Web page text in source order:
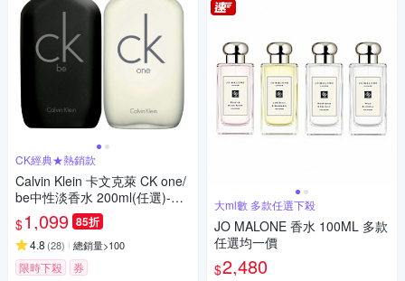
CK經典★熱銷款
Calvin Klein 卡文克萊 CK one/
be中性淡香水 200ml(任選)-快
速到貨
$1,099 85折
4.8 (28) 總銷量>100
限時下殺 券
大ml數 多款任選下殺
JO MALONE 香水 100ML 多款
任選均一價
$2,480